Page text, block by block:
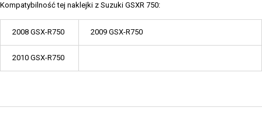
Kompatybilność tej naklejki z Suzuki GSXR 750:
2008 GSX-R750 2009 GSX-R750
2010 GSX-R750